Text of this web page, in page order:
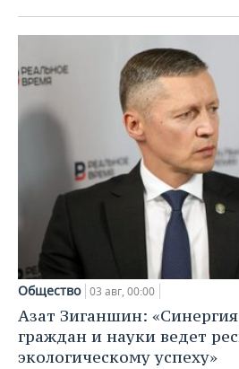
Общество 03 авг, 00:00
Азат Зиганшин: «Синергия
граждан и науки ведет
экологическому успеху»